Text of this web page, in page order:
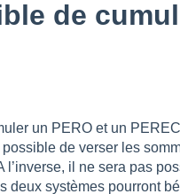
de
un PERO et un
de verser les
l’inverse, il ne sera pas
deux systèmes pourront